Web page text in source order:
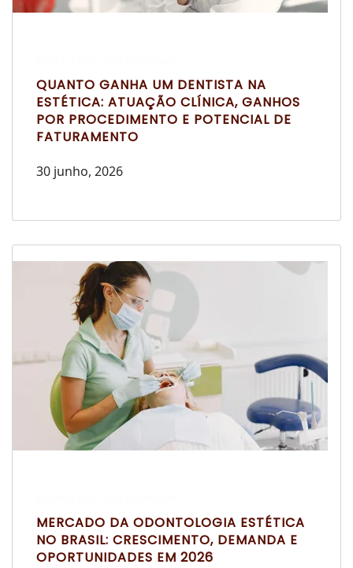
QUANTO GANHA UM DENTISTA NA
ESTÉTICA: ATUAÇÃO CLÍNICA, GANHOS
POR PROCEDIMENTO E POTENCIAL DE
FATURAMENTO
30 junho, 2026
MERCADO DA ODONTOLOGIA ESTÉTICA
NO BRASIL: CRESCIMENTO, DEMANDA E
OPORTUNIDADES EM 2026